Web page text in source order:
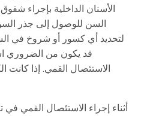
الأسنان الداخلية بإجراء
السن للوصول إلى جذر
لتحديد أي كسور أو شروخ في
قد يكون من الضروري
الاستئصال القمي. إذا كانت
أثناء إجراء الاستئصال القمي في